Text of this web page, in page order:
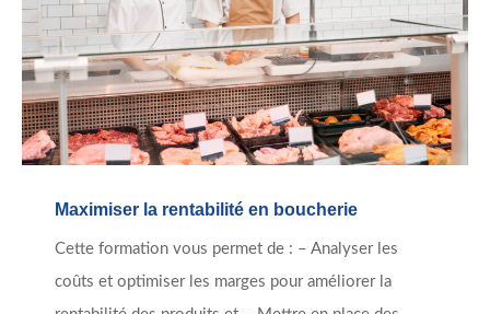
Maximiser la rentabilité en boucherie
Cette formation vous permet de : – Analyser les
coûts et optimiser les marges pour améliorer la